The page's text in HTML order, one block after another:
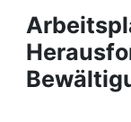
Projects
People